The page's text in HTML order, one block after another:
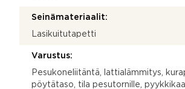
Seinämateriaalit:
Lasikuitutapetti
Varustus:
Pesukoneliitäntä, lattialämmitys,
pöytätaso, tila pesutornille,